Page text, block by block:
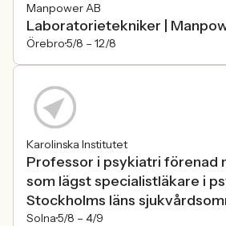
Manpower AB
Laboratorietekniker |
Örebro5/8 – 12/8
Karolinska Institutet
Professor i psykiatri förenad
som lägst specialistläkare i
Stockholms läns
Solna5/8 – 4/9